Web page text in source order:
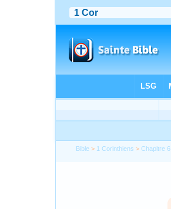
Bible > 1 Corinthiens >Chapitre 6